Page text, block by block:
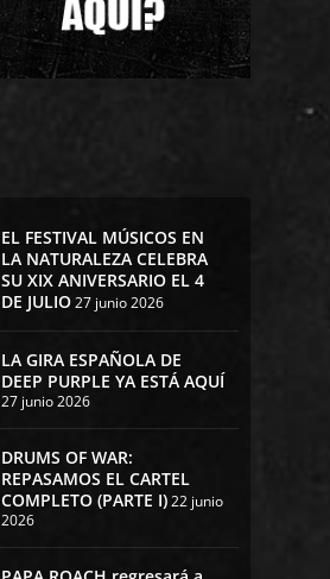
EL FESTIVAL MÚSICOS EN
LA NATURALEZA CELEBRA
SU XIX ANIVERSARIO EL 4
DE JULIO27 junio 2026
LA GIRA ESPAÑOLA DE
DEEP PURPLE YA ESTÁ AQUÍ
27 junio 2026
DRUMS OF WAR:
REPASAMOS EL CARTEL
COMPLETO (PARTE I)22 junio
2026